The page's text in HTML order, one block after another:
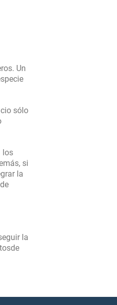
Un
sólo
los
si
la
la